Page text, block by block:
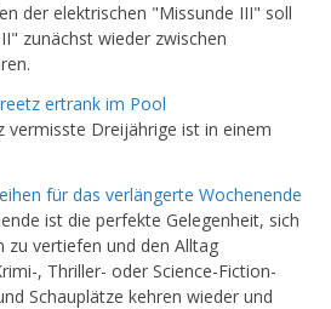
der elektrischen "Missunde III" soll
zunächst wieder zwischen
ertrank im Pool
vermisste Dreijährige ist in einem
für das verlängerte Wochenende
ist die perfekte Gelegenheit, sich
zu vertiefen und den Alltag
, Thriller- oder Science-Fiction-
Schauplätze kehren wieder und